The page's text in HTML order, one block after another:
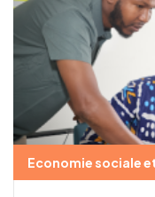
Economie sociale